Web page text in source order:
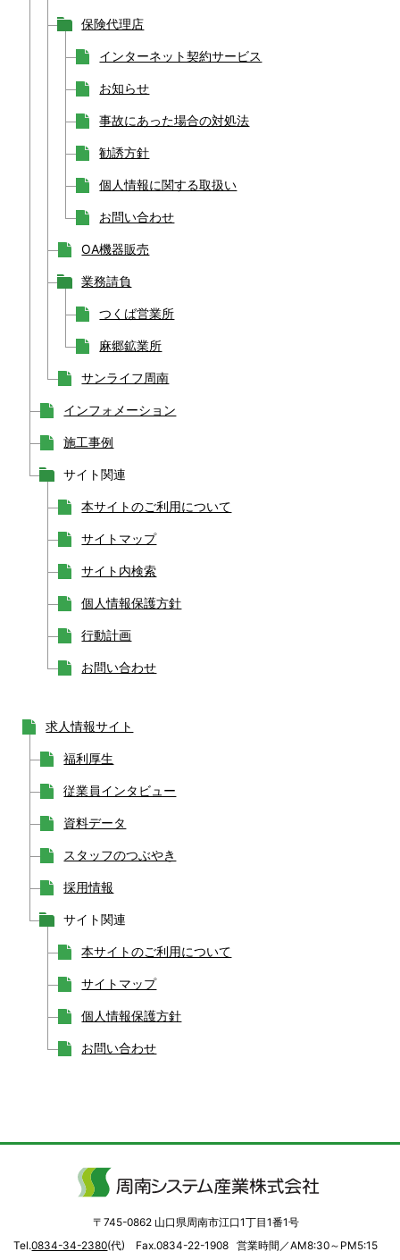
保険代理店
インターネット契約サービス
お知らせ
事故にあった場合の対処法
勧誘方針
個人情報に関する取扱い
お問い合わせ
OA機器販売
業務請負
つくば営業所
麻郷鉱業所
サンライフ周南
インフォメーション
施工事例
サイト関連
本サイトのご利用について
サイトマップ
サイト内検索
個人情報保護方針
行動計画
お問い合わせ
求人情報サイト
福利厚生
従業員インタビュー
資料データ
スタッフのつぶやき
採用情報
サイト関連
本サイトのご利用について
サイトマップ
個人情報保護方針
お問い合わせ
〒745-0862 山口県周南市江口1丁目1番1号
Tel.0834-34-2380(代) Fax.0834-22-1908 営業時間／AM8:30～PM5:15